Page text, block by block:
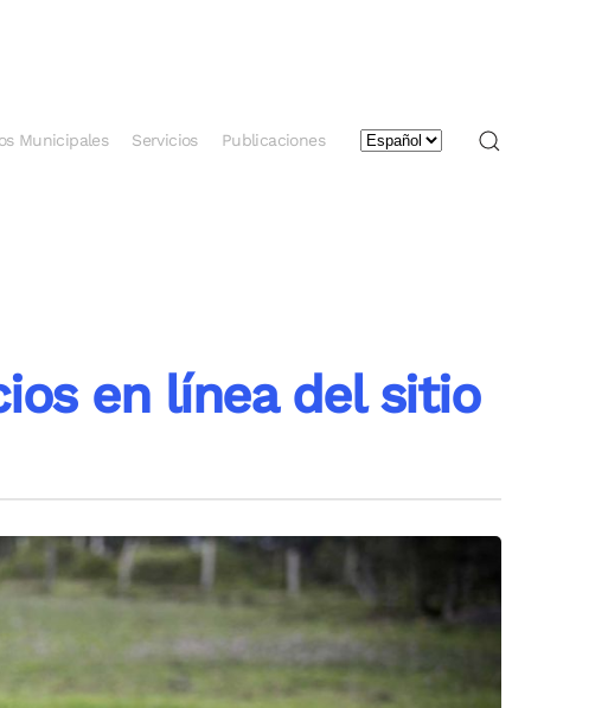
Municipales Servicios Publicaciones
Elegir
en línea del sitio